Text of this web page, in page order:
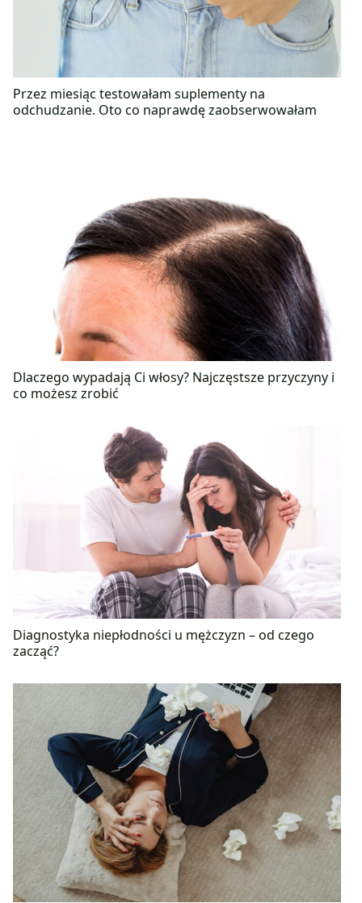
Przez miesiąc testowałam suplementy na
odchudzanie. Oto co naprawdę zaobserwowałam
Dlaczego wypadają Ci włosy? Najczęstsze przyczyny i
co możesz zrobić
Diagnostyka niepłodności u mężczyzn – od czego
zacząć?